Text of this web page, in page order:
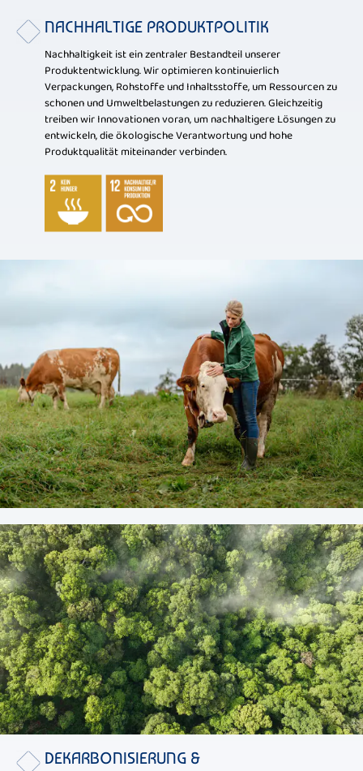
NACHHALTIGE PRODUKTPOLITIK
Nachhaltigkeit ist ein zentraler Bestandteil unserer
Produktentwicklung. Wir optimieren kontinuierlich
Verpackungen, Rohstoffe und Inhaltsstoffe, um Ressourcen zu
schonen und Umweltbelastungen zu reduzieren. Gleichzeitig
treiben wir Innovationen voran, um nachhaltigere Lösungen zu
entwickeln, die ökologische Verantwortung und hohe
Produktqualität miteinander verbinden.
DEKARBONISIERUNG &